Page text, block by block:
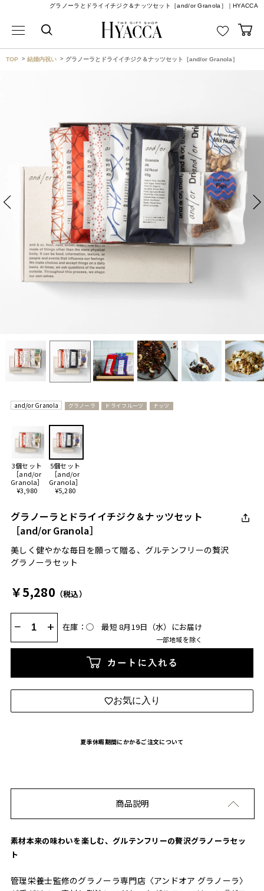
グラノーラとドライイチジク＆ナッツセット［and/or Granola］｜HYACCA
TOP 結婚内祝い グラノーラとドライイチジク＆ナッツセット［and/or Granola］
and/or Granola グラノーラ ドライフルーツ ナッツ
3個セット
［and/or
Granola］
¥3,980
5個セット
［and/or
Granola］
¥5,280
グラノーラとドライイチジク＆ナッツセット
［and/or Granola］
美しく健やかな毎日を願って贈る、グルテンフリーの贅沢
グラノーラセット
￥5,280 （税込）
− + 在庫：◯ 最短 8月19日（水）にお届け
一部地域を除く
カートに入れる
お気に入り
夏季休暇期間にかかるご注文について
商品説明
素材本来の味わいを楽しむ、グルテンフリーの贅沢グラノーラセッ
ト
管理栄養士監修のグラノーラ専門店〈アンドオア グラノーラ〉